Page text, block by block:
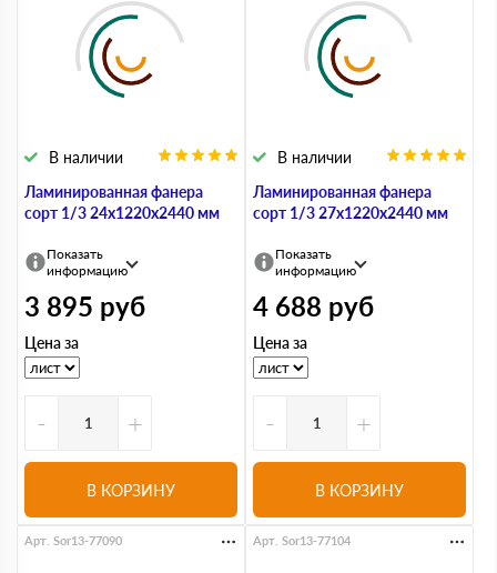
Ламинированная фанера
сорт 1/3 24х1220х2440 мм
В наличии
Показать
информацию
3 895 руб
Цена за
- +
В КОРЗИНУ
Ламинированная фанера
сорт 1/3 27х1220х2440 мм
В наличии
Показать
информацию
4 688 руб
Цена за
- +
В КОРЗИНУ
Арт. Sor13-77090 Арт. Sor13-77104